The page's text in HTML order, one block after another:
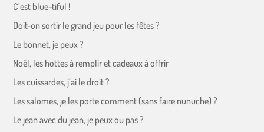
C’est blue-tiful !
Doit-on sortir le grand jeu pour les fêtes ?
Le bonnet, je peux ?
Noël, les hottes à remplir et cadeaux à offrir
Les cuissardes, j’ai le droit ?
Les salomés, je les porte comment (sans faire nunuche) ?
Le jean avec du jean, je peux ou pas ?